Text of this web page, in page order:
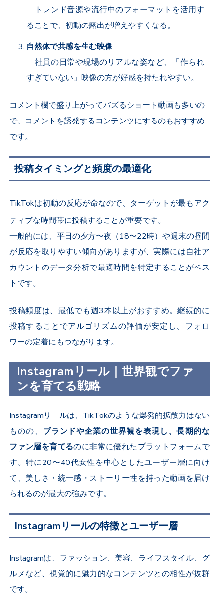
トレンド音源や流行中のフォーマットを活用す
ることで、初動の露出が増えやすくなる。
自然体で共感を生む映像
社員の日常や現場のリアルな姿など、「作られ
すぎていない」映像の方が好感を持たれやすい。
コメント欄で盛り上がってバズるショート動画も多いの
で、コメントを誘発するコンテンツにするのもおすすめ
です。
投稿タイミングと頻度の最適化
TikTokは初動の反応が命なので、ターゲットが最もアク
ティブな時間帯に投稿することが重要です。
一般的には、平日の夕方〜夜（18〜22時）や週末の昼間
が反応を取りやすい傾向がありますが、実際には自社ア
カウントのデータ分析で最適時間を特定することがベス
トです。
投稿頻度は、最低でも週3本以上がおすすめ。継続的に
投稿することでアルゴリズムの評価が安定し、フォロ
ワーの定着にもつながります。
Instagramリール｜世界観でファ
ンを育てる戦略
Instagramリールは、 TikTokのような爆発的拡散力はない
ものの、 ブランドや企業の世界観を表現し、長期的な
ファン層を育てるのに非常に優れたプラットフォームで
す。特に20〜40代女性を中心としたユーザー層に向け
て、美しさ・統一感・ストーリー性を持った動画を届け
られるのが最大の強みです。
Instagramリールの特徴とユーザー層
Instagramは、ファッション、美容、ライフスタイル、グ
ルメなど、視覚的に魅力的なコンテンツとの相性が抜群
です。